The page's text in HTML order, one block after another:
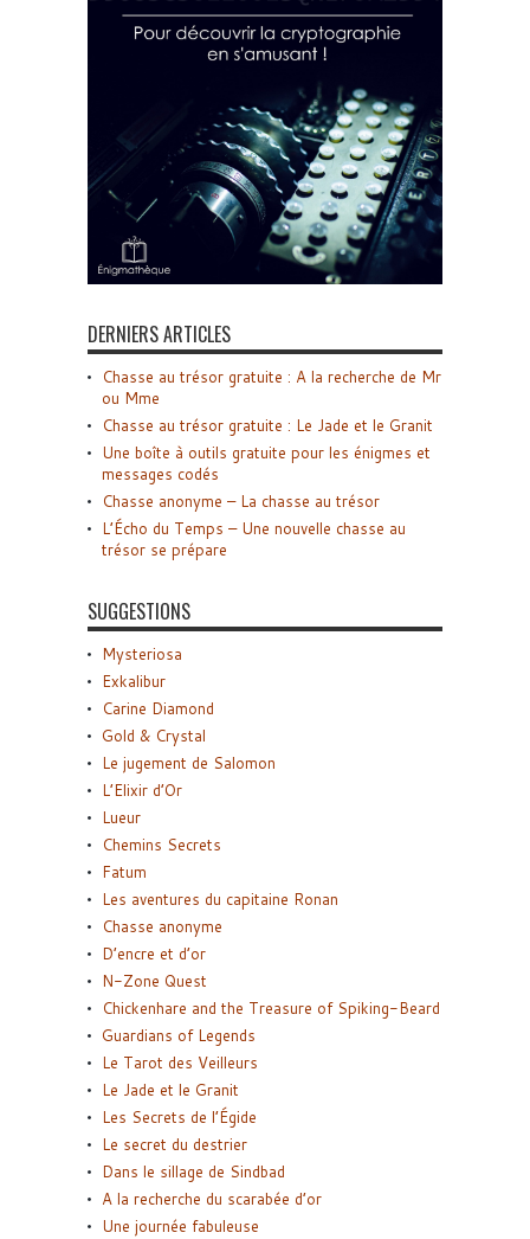
DERNIERS ARTICLES
Chasse au trésor gratuite : A la recherche de Mr
ou Mme
Chasse au trésor gratuite : Le Jade et le Granit
Une boîte à outils gratuite pour les énigmes et
messages codés
Chasse anonyme – La chasse au trésor
L’Écho du Temps – Une nouvelle chasse au
trésor se prépare
SUGGESTIONS
Mysteriosa
Exkalibur
Carine Diamond
Gold & Crystal
Le jugement de Salomon
L’Elixir d’Or
Lueur
Chemins Secrets
Fatum
Les aventures du capitaine Ronan
Chasse anonyme
D’encre et d’or
N-Zone Quest
Chickenhare and the Treasure of Spiking-Beard
Guardians of Legends
Le Tarot des Veilleurs
Le Jade et le Granit
Les Secrets de l’Égide
Le secret du destrier
Dans le sillage de Sindbad
A la recherche du scarabée d’or
Une journée fabuleuse